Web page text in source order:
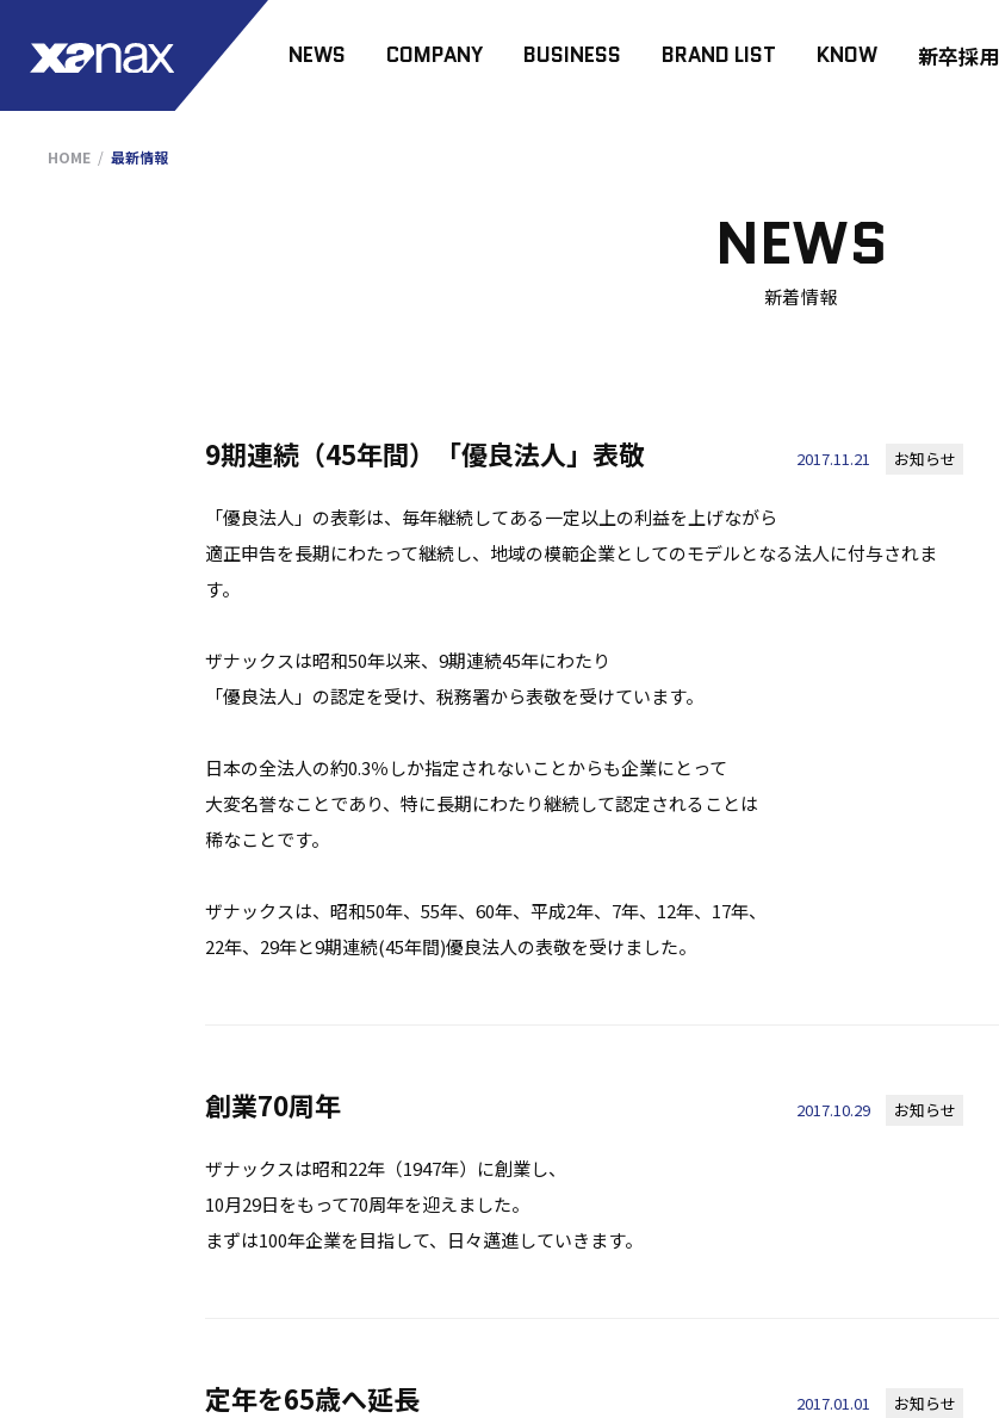
NEWS COMPANY BUSINESS BRAND LIST KNOW 新卒採用
HOME 最新情報
NEWS
新着情報
9期連続（45年間）「優良法人」表敬 2017.11.21 お知らせ
「優良法人」の表彰は、毎年継続してある一定以上の利益を上げながら
適正申告を長期にわたって継続し、地域の模範企業としてのモデルとなる法人に付与されま
す。
ザナックスは昭和50年以来、9期連続45年にわたり
「優良法人」の認定を受け、税務署から表敬を受けています。
日本の全法人の約0.3％しか指定されないことからも企業にとって
大変名誉なことであり、特に長期にわたり継続して認定されることは
稀なことです。
ザナックスは、昭和50年、55年、60年、平成2年、7年、12年、17年、
22年、29年と9期連続(45年間)優良法人の表敬を受けました。
創業70周年 2017.10.29 お知らせ
ザナックスは昭和22年（1947年）に創業し、
10月29日をもって70周年を迎えました。
まずは100年企業を目指して、日々邁進していきます。
定年を65歳へ延長 2017.01.01 お知らせ